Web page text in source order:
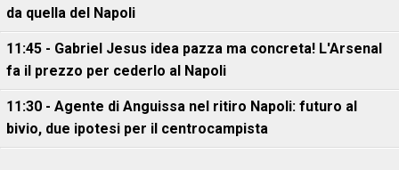
da quella del Napoli
11:45 - Gabriel Jesus idea pazza ma concreta! L'Arsenal
fa il prezzo per cederlo al Napoli
11:30 - Agente di Anguissa nel ritiro Napoli: futuro al
bivio, due ipotesi per il centrocampista